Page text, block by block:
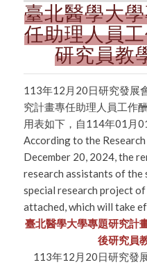
臺北醫學大
任助理人員
研究員教
113年12月20日研究發展
究計畫專任助理人員工作
用表如下，自114年01月
According to the
December 20, 2024, the
research assistants of the
special research project
attached, which will take
臺北醫學大學專題研究計
後研究員
113年12 月 20日研究發